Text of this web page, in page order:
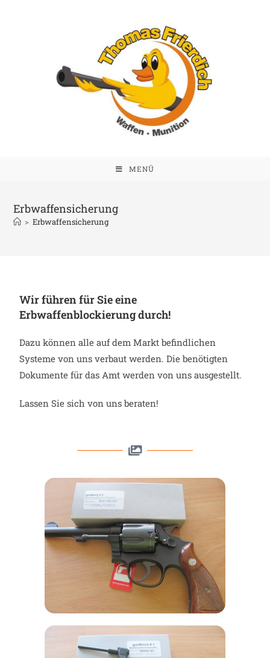
MENÜ
Erbwaffensicherung
> Erbwaffensicherung
Wir führen für Sie eine
Erbwaffenblockierung durch!
Dazu können alle auf dem Markt befindlichen
Systeme von uns verbaut werden. Die benötigten
Dokumente für das Amt werden von uns ausgestellt.
Lassen Sie sich von uns beraten!